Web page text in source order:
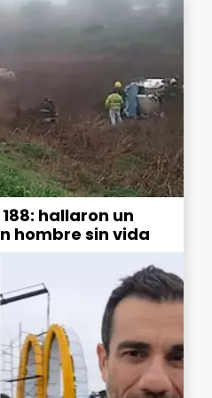
hallaron un
hombre sin vida